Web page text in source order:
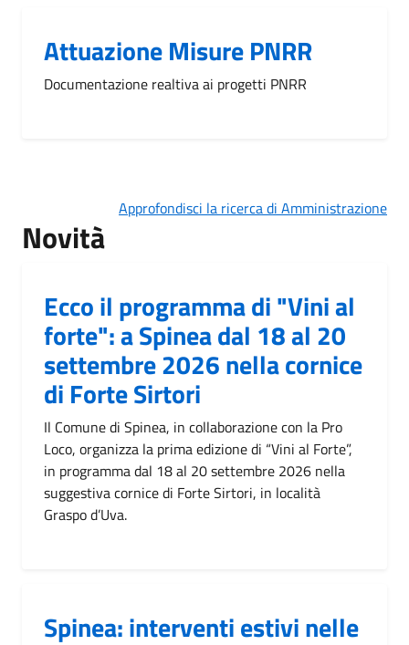
Attuazione Misure PNRR
Documentazione realtiva ai progetti PNRR
Approfondisci la ricerca di Amministrazione
Novità
Ecco il programma di "Vini al
forte": a Spinea dal 18 al 20
settembre 2026 nella cornice
di Forte Sirtori
Il Comune di Spinea, in collaborazione con la Pro
Loco, organizza la prima edizione di “Vini al Forte”,
in programma dal 18 al 20 settembre 2026 nella
suggestiva cornice di Forte Sirtori, in località
Graspo d’Uva.
Spinea: interventi estivi nelle